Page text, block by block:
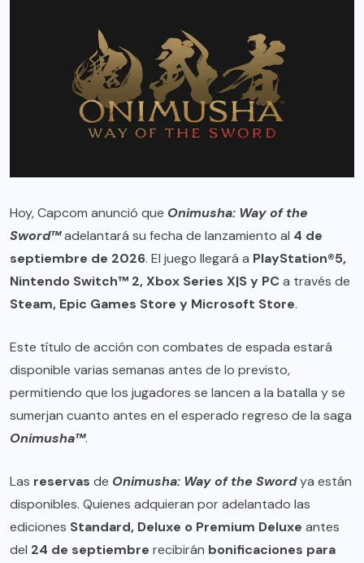
Hoy, Capcom anunció que Onimusha: Way of the
Sword™adelantará su fecha de lanzamiento al 4 de
septiembre de 2026. El juego llegará a PlayStation®5,
Nintendo Switch™ 2, Xbox Series X|S y PCa través de
Steam, Epic Games Store y Microsoft Store.
Este título de acción con combates de espada estará
disponible varias semanas antes de lo previsto,
permitiendo que los jugadores se lancen a la batalla y se
sumerjan cuanto antes en el esperado regreso de la saga
Onimusha™.
Las reservas de Onimusha: Way of the Swordya están
disponibles. Quienes adquieran por adelantado las
ediciones Standard, Deluxe o Premium Deluxe antes
del 24 de septiembre recibirán bonificaciones para